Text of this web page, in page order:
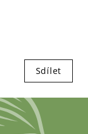
Sdílet